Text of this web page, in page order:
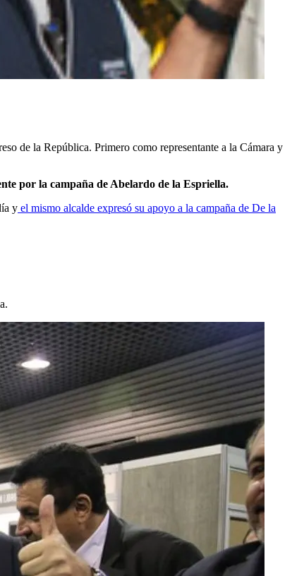
de la República. Primero como representante a la Cámara y
por la campaña de Abelardo de la Espriella.
y el mismo alcalde expresó su apoyo a la campaña de De la